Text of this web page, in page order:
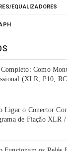
EQUALIZADORES
Como
(XLR, P10,
Ligar o Conector
de Fiação XLR